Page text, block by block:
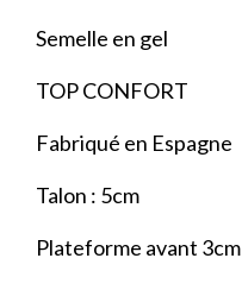
Semelle en gel
TOP CONFORT
Fabriqué en Espagne
Talon : 5cm
Plateforme avant 3cm